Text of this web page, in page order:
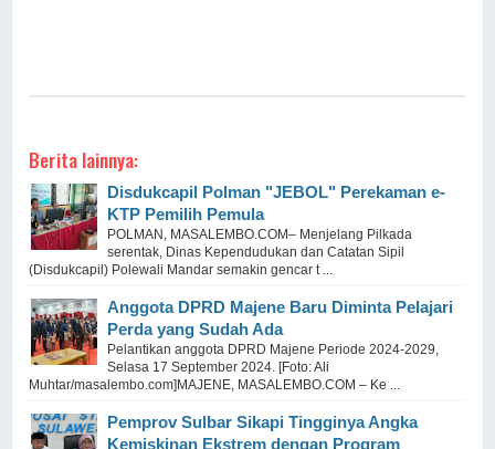
Berita lainnya:
Disdukcapil Polman "JEBOL" Perekaman e-
KTP Pemilih Pemula
POLMAN, MASALEMBO.COM– Menjelang Pilkada
serentak, Dinas Kependudukan dan Catatan Sipil
(Disdukcapil) Polewali Mandar semakin gencar t ...
Anggota DPRD Majene Baru Diminta Pelajari
Perda yang Sudah Ada
Pelantikan anggota DPRD Majene Periode 2024-2029,
Selasa 17 September 2024. [Foto: Ali
Muhtar/masalembo.com]MAJENE, MASALEMBO.COM – Ke ...
Pemprov Sulbar Sikapi Tingginya Angka
Kemiskinan Ekstrem dengan Program